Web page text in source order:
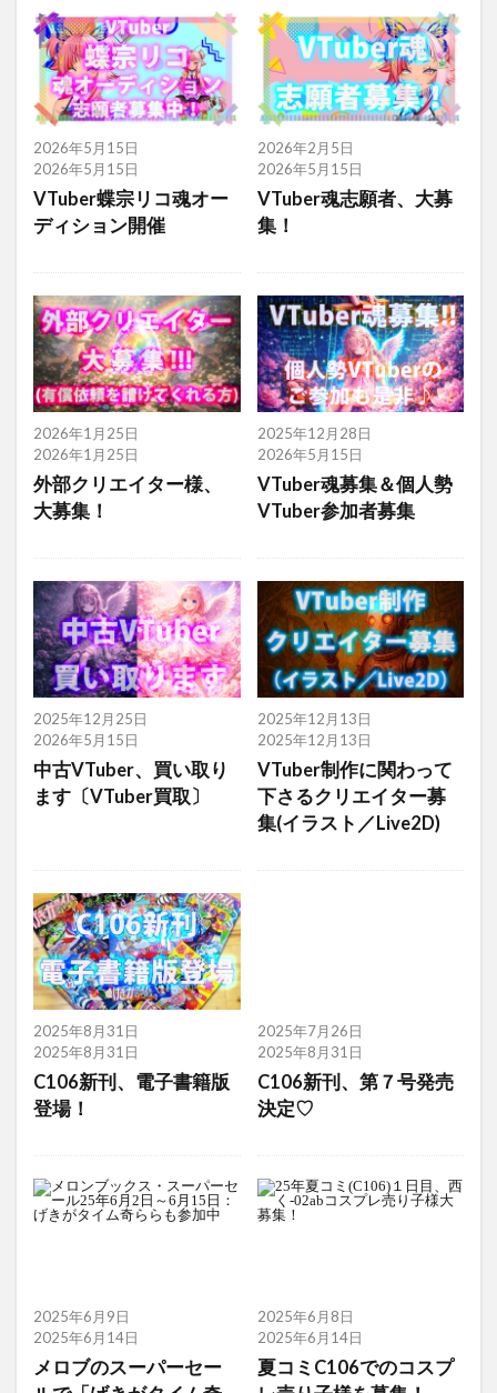
2026年5月15日
2026年5月15日
VTuber蝶宗リコ魂オー
ディション開催
2026年2月5日
2026年5月15日
VTuber魂志願者、大募
集！
2026年1月25日
2026年1月25日
外部クリエイター様、
大募集！
2025年12月28日
2026年5月15日
VTuber魂募集＆個人勢
VTuber参加者募集
2025年12月25日
2026年5月15日
中古VTuber、買い取り
ます〔VTuber買取〕
2025年12月13日
2025年12月13日
VTuber制作に関わって
下さるクリエイター募
集(イラスト／Live2D)
2025年8月31日
2025年8月31日
C106新刊、電子書籍版
登場！
2025年7月26日
2025年8月31日
C106新刊、第７号発売
決定♡
2025年6月9日
2025年6月14日
メロブのスーパーセー
2025年6月8日
2025年6月14日
夏コミC106でのコスプ